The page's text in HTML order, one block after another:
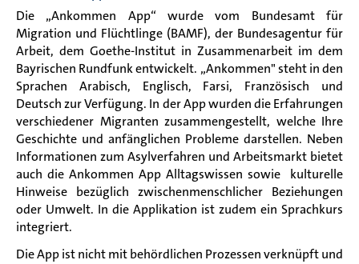
Die „Ankommen App“ wurde vom Bundesamt für
Migration und Flüchtlinge (BAMF), der Bundesagentur für
Arbeit, dem Goethe-Institut in Zusammenarbeit im dem
Bayrischen Rundfunk entwickelt. „Ankommen" steht in den
Sprachen Arabisch, Englisch, Farsi, Französisch und
Deutsch zur Verfügung. In der App wurden die Erfahrungen
verschiedener Migranten zusammengestellt, welche Ihre
Geschichte und anfänglichen Probleme darstellen. Neben
Informationen zum Asylverfahren und Arbeitsmarkt bietet
auch die Ankommen App Alltagswissen sowie kulturelle
Hinweise bezüglich zwischenmenschlicher Beziehungen
oder Umwelt. In die Applikation ist zudem ein Sprachkurs
integriert.
Die App ist nicht mit behördlichen Prozessen verknüpft und